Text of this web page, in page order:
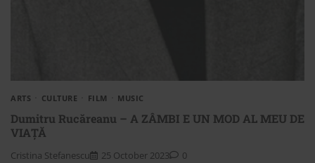
ARTS CULTURE FILM MUSIC
Dumitru Rucăreanu – A ZÂMBI E UN MOD AL MEU DE
VIAȚĂ
Cristina Stefanescu 25 October 2023 0